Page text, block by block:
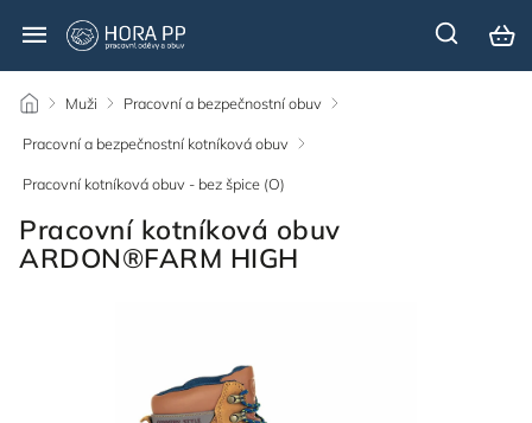
/ Muži / Pracovní a bezpečnostní obuv /
Pracovní a bezpečnostní kotníková obuv /
Pracovní kotníková obuv - bez špice (O)
Pracovní kotníková obuv
ARDON®FARM HIGH